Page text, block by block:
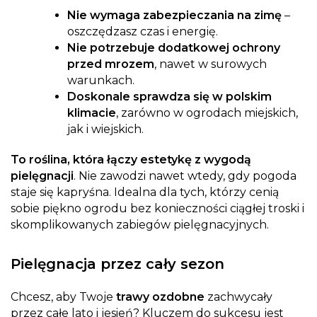
Nie wymaga zabezpieczania na zimę –
oszczędzasz czas i energię.
Nie potrzebuje dodatkowej ochrony
przed mrozem, nawet w surowych
warunkach.
Doskonale sprawdza się w polskim
klimacie, zarówno w ogrodach miejskich,
jak i wiejskich.
To roślina, która łączy estetykę z wygodą
pielęgnacji. Nie zawodzi nawet wtedy, gdy pogoda
staje się kapryśna. Idealna dla tych, którzy cenią
sobie piękno ogrodu bez konieczności ciągłej troski i
skomplikowanych zabiegów pielęgnacyjnych.
Pielęgnacja przez cały sezon
Chcesz, aby Twoje trawy ozdobne zachwycały
przez całe lato i jesień? Kluczem do sukcesu jest